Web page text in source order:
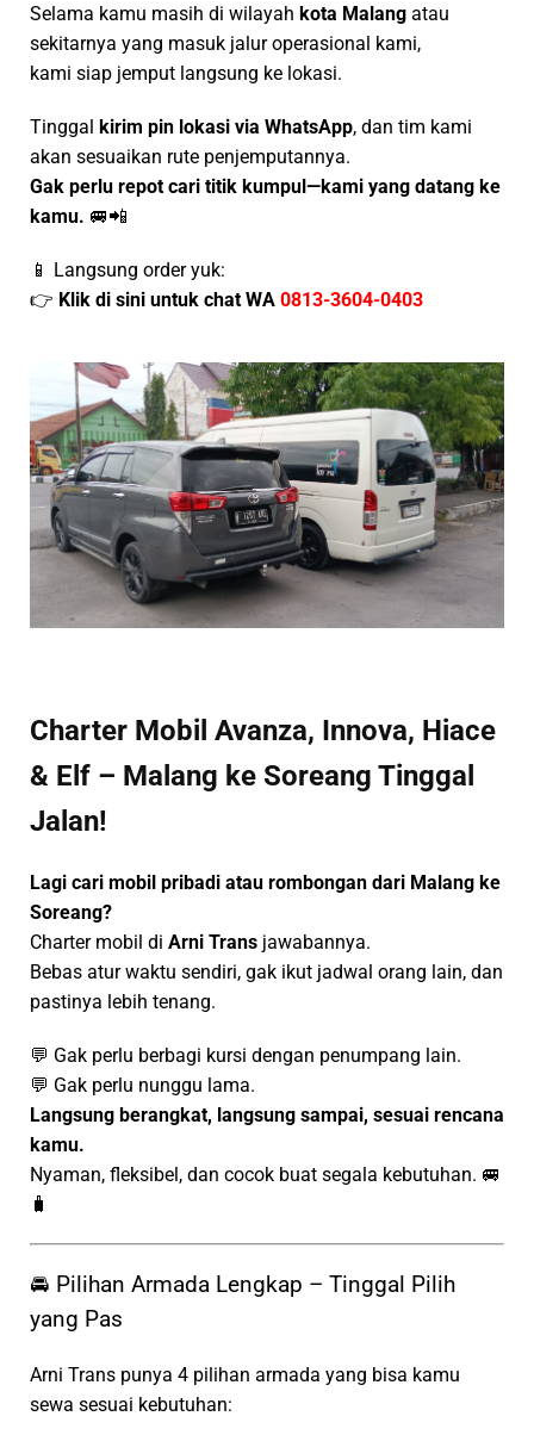
Selama kamu masih di wilayah kota Malang atau
sekitarnya yang masuk jalur operasional kami,
kami siap jemput langsung ke lokasi.
Tinggal kirim pin lokasi via WhatsApp, dan tim kami
akan sesuaikan rute penjemputannya.
Gak perlu repot cari titik kumpul—kami yang datang ke
kamu. 🚐📲
📱 Langsung order yuk:
👉 Klik di sini untuk chat WA 0813-3604-0403
Charter Mobil Avanza, Innova, Hiace
& Elf – Malang ke Soreang Tinggal
Jalan!
Lagi cari mobil pribadi atau rombongan dari Malang ke
Soreang?
Charter mobil di Arni Trans jawabannya.
Bebas atur waktu sendiri, gak ikut jadwal orang lain, dan
pastinya lebih tenang.
💬 Gak perlu berbagi kursi dengan penumpang lain.
💬 Gak perlu nunggu lama.
Langsung berangkat, langsung sampai, sesuai rencana
kamu.
Nyaman, fleksibel, dan cocok buat segala kebutuhan. 🚐
🧳
🚘 Pilihan Armada Lengkap – Tinggal Pilih
yang Pas
Arni Trans punya 4 pilihan armada yang bisa kamu
sewa sesuai kebutuhan: